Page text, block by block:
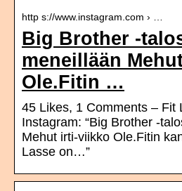
http s://www.instagram.com › …
Big Brother -
meneillään
Ole.Fitin …
45 Likes, 1 Comments – Fit
Instagram: “Big Brother -
Mehut irti-viikko Ole.Fitin
Lasse on…”